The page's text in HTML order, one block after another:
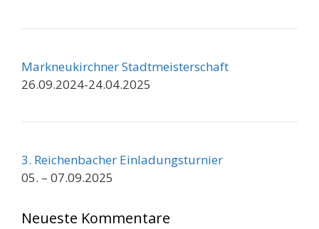
Markneukirchner Stadtmeisterschaft
26.09.2024-24.04.2025
3. Reichenbacher Einladungsturnier
05. – 07.09.2025
Neueste Kommentare